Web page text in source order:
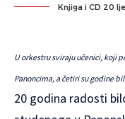
Knjiga i CD 20
U orkestru sviraju učenici, koji
Panoncima, a četiri su godine
20 godina radosti